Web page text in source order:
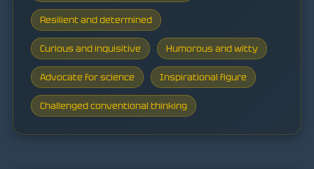
Resilient and determined
Curious and inquisitive Humorous and witty
Advocate for science Inspirational figure
Challenged conventional thinking